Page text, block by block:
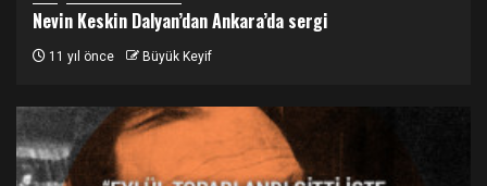
Nevin Keskin Dalyan’dan Ankara’da sergi
11 yıl önce Büyük Keyif